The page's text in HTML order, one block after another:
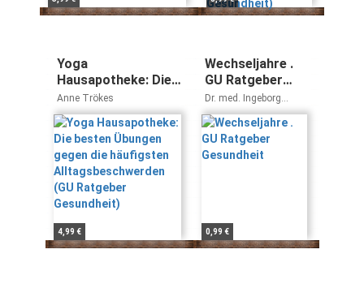
Yoga
Hausapotheke: Die
besten Übungen
gegen die
häufigsten
Alltagsbeschwerden
(GU Ratgeber
Gesundheit)
Anne Trökes
4,99 €
Wechseljahre .
GU Ratgeber
Gesundheit
Dr. med. Ingeborg
Lackinger Karger
0,99 €